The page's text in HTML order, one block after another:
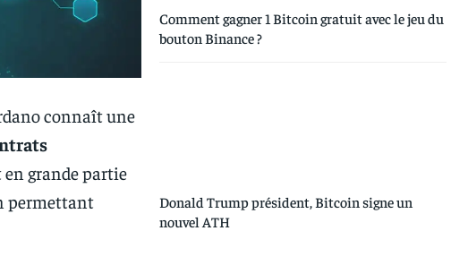
connaît une
en grande partie
permettant
Comment gagner 1 Bitcoin gratuit avec le jeu du
bouton Binance ?
Donald Trump président, Bitcoin signe un
nouvel ATH